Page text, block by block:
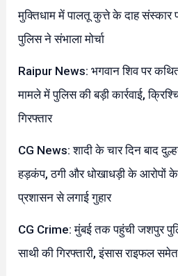
मुक्तिधाम में पालतू कुत्ते के दाह संस्कार
पुलिस ने संभाला मोर्चा
Raipur News: भगवान शिव पर
मामले में पुलिस की बड़ी कार्रवाई,
गिरफ्तार
CG News: शादी के चार दिन बाद
हड़कंप, ठगी और धोखाधड़ी के आरोपों के
प्रशासन से लगाई गुहार
CG Crime: मुंबई तक पहुंची जशपुर
साथी की गिरफ्तारी, इंसास राइफल